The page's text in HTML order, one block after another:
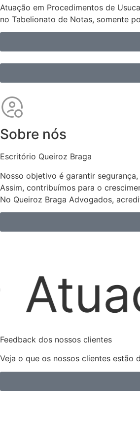
Atuação em Procedimentos de
no Tabelionato de Notas, somente
Sobre nós
Escritório Queiroz Braga
Nosso objetivo é garantir
Assim, contribuímos para o
No Queiroz Braga Advogados,
Feedback dos nossos clientes
Veja o que os nossos clientes estão